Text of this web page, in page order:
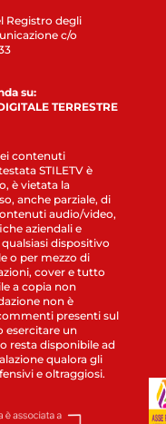
Registro degli
c/o
su:
TERRESTRE
contenuti
STILETV è
è vietata la
anche parziale, di
audio/video,
aziendali e
dispositivo
o per mezzo di
cover e tutto
a copia non
non è
presenti sul
esercitare un
resta disponibile ad
qualora gli
e oltraggiosi.